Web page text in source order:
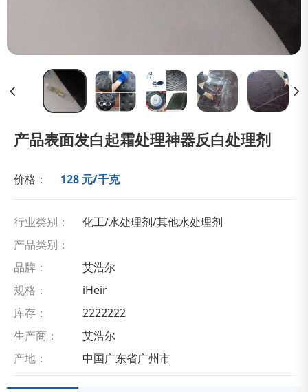
产品表面发白起霜处理神器反白处理剂
价格： 128 元/千克
行业类别：
化工/水处理剂/其他水处理剂
产品类别：
品牌：
艾浩尔
规格：
iHeir
库存：
2222222
生产商：
艾浩尔
产地：
中国广东省广州市